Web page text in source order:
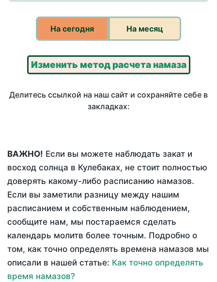
На сегодня На месяц
Изменить метод расчета намаза
Делитесь ссылкой на наш сайт и сохраняйте себе в
закладках:
ВАЖНО! Если вы можете наблюдать закат и
восход солнца в Кулебаках, не стоит полностью
доверять какому-либо расписанию намазов.
Если вы заметили разницу между нашим
расписанием и собственным наблюдением,
сообщите нам, мы постараемся сделать
календарь молитв более точным. Подробно о
том, как точно определять времена намазов мы
описали в нашей статье: Как точно определять
время намазов?